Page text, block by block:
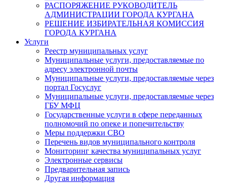
РАСПОРЯЖЕНИЕ РУКОВОДИТЕЛЬ
АДМИНИСТРАЦИИ ГОРОДА КУРГАНА
РЕШЕНИЕ ИЗБИРАТЕЛЬНАЯ КОМИССИЯ
ГОРОДА КУРГАНА
Услуги
Реестр муниципальных услуг
Муниципальные услуги, предоставляемые по
адресу электронной почты
Муниципальные услуги, предоставляемые через
портал Госуслуг
Муниципальные услуги, предоставляемые через
ГБУ МФЦ
Государственные услуги в сфере переданных
полномочий по опеке и попечительству
Меры поддержки СВО
Перечень видов муниципального контроля
Мониторинг качества муниципальных услуг
Электронные сервисы
Предварительная запись
Другая информация